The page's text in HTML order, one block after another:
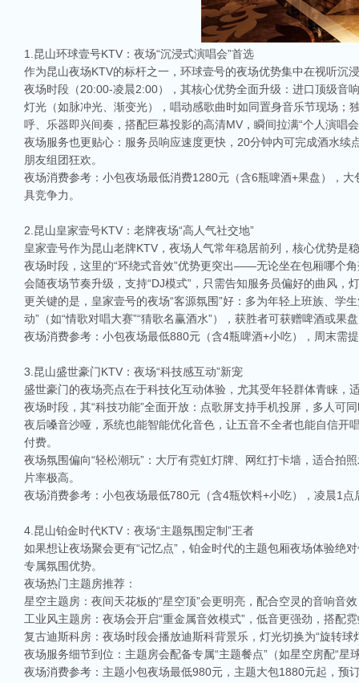
1.昆山环球壹号KTV：夜场“沉浸式演唱会”首选
作为昆山夜场KTV的标杆之一，环球壹号的夜场优势集中在视听沉
夜场时段（20:00-凌晨2:00），其核心优势全面升级：进口顶级音
灯光（如脉冲光、渐变光），唱动感歌曲时如同置身音乐节现场
呼、乐器即兴间奏，搭配巨幕投影的高清MV，瞬间拉满“个人演唱
夜场服务也更贴心：服务员响应速度更快，20分钟内可完成酒水续
朋友组团狂欢。
夜场消费参考：小包夜场最低消费1280元（含6瓶啤酒+果盘），
具竞争力。
2.昆山皇家壹号KTV：老牌夜场“高人气社交地”
皇家壹号作为昆山老牌KTV，夜场人气常年稳居前列，核心优势是
夜场时段，这里的“环绕式音效”优势更突出——无论坐在包厢哪个
会随夜场节奏升级，支持“DJ模式”，只需告知服务员偏好的曲风
更关键的是，皇家壹号的夜场“客源氛围”好：多为年轻上班族、学
动”（如“情歌对唱大赛”“猜歌名赢酒水”），获胜者可获赠啤酒或果
夜场消费参考：小包夜场最低880元（含4瓶啤酒+小吃），周末需
3.昆山盛世豪门KTV：夜场“科技感互动”新宠
盛世豪门的夜场亮点在于科技化互动体验，尤其受年轻群体青睐，
夜场时段，其“科技功能”全面开放：点歌屏支持手机投屏，多人
夜后嗓音沙哑，系统也能智能优化音色，让五音不全者也能自信开
付费。
夜场氛围偏向“轻松潮玩”：大厅有霓虹灯牌、网红打卡墙，适合拍
片率极高。
夜场消费参考：小包夜场最低780元（含4瓶饮料+小吃），凌晨1
4.昆山铂金时代KTV：夜场“主题氛围定制”王者
如果想让夜场聚会更有“记忆点”，铂金时代的主题包厢夜场体验
专属氛围优势。
夜场热门主题房推荐：
星空主题房：夜间天花板的“星空顶”会更明亮，配合空灵的音响音
工业风主题房：夜场会开启“重金属音效模式”，低音更强劲，搭配
复古迪斯科房：夜场时段会播放迪斯科背景乐，灯光切换为“旋转
夜场服务细节到位：主题房会配备专属“主题餐点”（如星空房配“星
夜场消费参考：主题小包夜场最低980元，主题大包1880元起，预